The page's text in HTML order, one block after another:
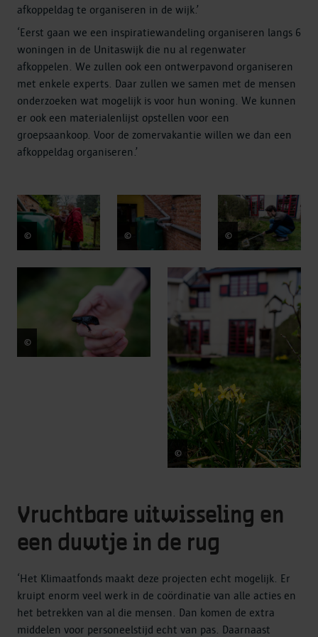
afkoppeldag te organiseren in de wijk.’
‘Eerst gaan we een inspiratiewandeling organiseren langs 6
woningen in de Unitaswijk die nu al regenwater
afkoppelen. We zullen ook een ontwerpavond organiseren
met enkele experts. Daar zullen we samen met de mensen
onderzoeken wat mogelijk is voor hun woning. We kunnen
er ook een materialenlijst opstellen voor een
groepsaankoop. Voor de zomervakantie willen we dan een
afkoppeldag organiseren.’
© Dries Luyten © Dries Luyten © Dries Luyten
© Dries Luyten
© Dries Luyten
Vruchtbare uitwisseling en
een duwtje in de rug
‘Het Klimaatfonds maakt deze projecten echt mogelijk. Er
kruipt enorm veel werk in de coördinatie van alle acties en
het betrekken van al die mensen. Dan komen de extra
middelen voor personeelstijd echt van pas. Daarnaast